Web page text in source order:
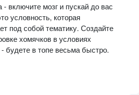
- включите мозг и пускай до вас
условность, которая
под собой тематику. Создайте
хомячков в условиях
будете в топе весьма быстро.